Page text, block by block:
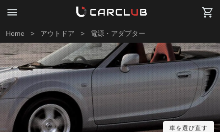
Home > アウトドア > 電源・アダプター
車を選び直す